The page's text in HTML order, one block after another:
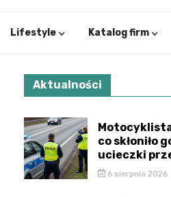
Lifestyle Katalog firm
Aktualności
co skłoniło
ucieczki
6 sierpnia 2026